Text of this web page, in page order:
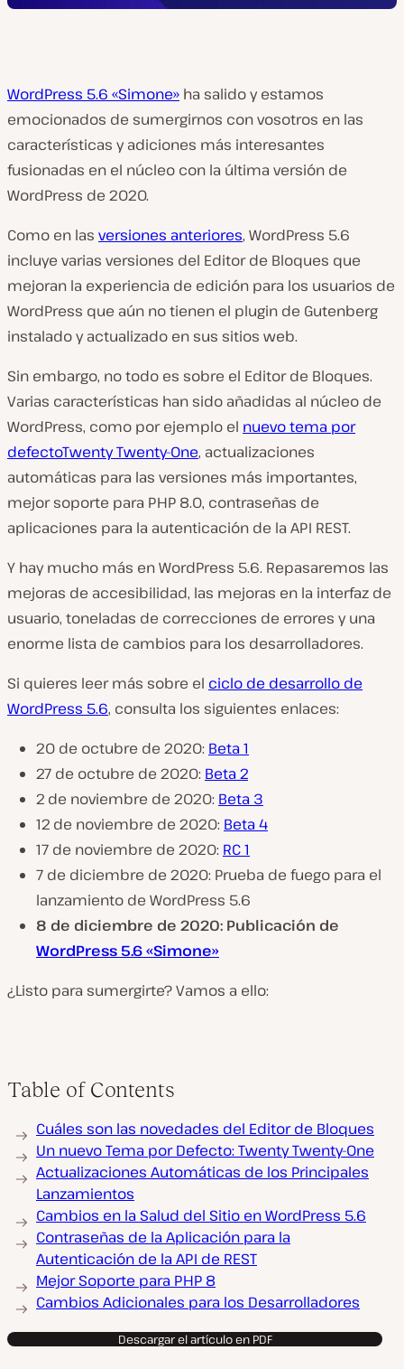
WordPress 5.6 «Simone» ha salido y estamos
emocionados de sumergirnos con vosotros en las
características y adiciones más interesantes
fusionadas en el núcleo con la última versión de
WordPress de 2020.
Como en las versiones anteriores, WordPress 5.6
incluye varias versiones del Editor de Bloques que
mejoran la experiencia de edición para los usuarios de
WordPress que aún no tienen el plugin de Gutenberg
instalado y actualizado en sus sitios web.
Sin embargo, no todo es sobre el Editor de Bloques.
Varias características han sido añadidas al núcleo de
WordPress, como por ejemplo el nuevo tema por
defectoTwenty Twenty-One, actualizaciones
automáticas para las versiones más importantes,
mejor soporte para PHP 8.0, contraseñas de
aplicaciones para la autenticación de la API REST.
Y hay mucho más en WordPress 5.6. Repasaremos las
mejoras de accesibilidad, las mejoras en la interfaz de
usuario, toneladas de correcciones de errores y una
enorme lista de cambios para los desarrolladores.
Si quieres leer más sobre el ciclo de desarrollo de
WordPress 5.6, consulta los siguientes enlaces:
20 de octubre de 2020: Beta 1
27 de octubre de 2020: Beta 2
2 de noviembre de 2020: Beta 3
12 de noviembre de 2020: Beta 4
17 de noviembre de 2020: RC 1
7 de diciembre de 2020: Prueba de fuego para el
lanzamiento de WordPress 5.6
8 de diciembre de 2020: Publicación de
WordPress 5.6 «Simone»
¿Listo para sumergirte? Vamos a ello:
Table of Contents
Cuáles son las novedades del Editor de Bloques
Un nuevo Tema por Defecto: Twenty Twenty-One
Actualizaciones Automáticas de los Principales
Lanzamientos
Cambios en la Salud del Sitio en WordPress 5.6
Contraseñas de la Aplicación para la
Autenticación de la API de REST
Mejor Soporte para PHP 8
Cambios Adicionales para los Desarrolladores
Descargar el artículo en PDF